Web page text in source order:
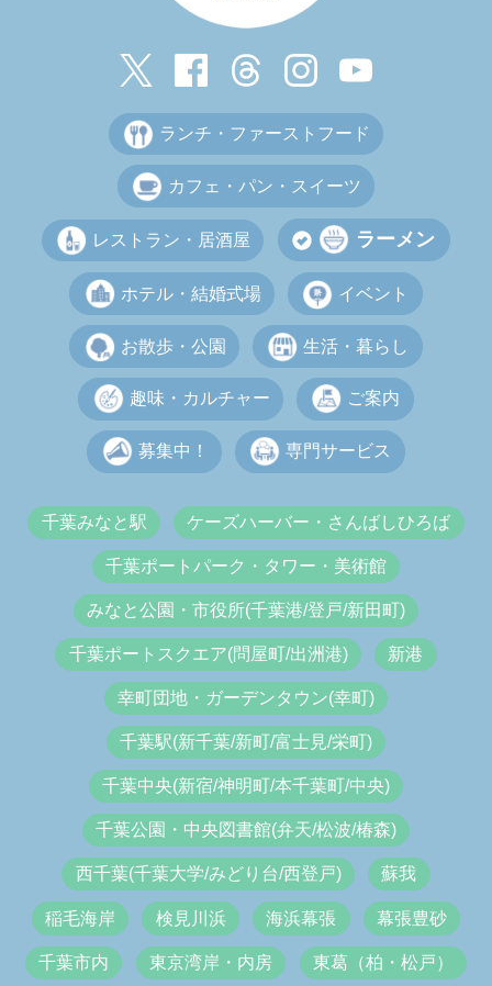
ランチ・ファーストフード
カフェ・パン・スイーツ
レストラン・居酒屋 ラーメン
ホテル・結婚式場 イベント
お散歩・公園 生活・暮らし
趣味・カルチャー ご案内
募集中！ 専門サービス
千葉みなと駅 ケーズハーバー・さんばしひろば
千葉ポートパーク・タワー・美術館
みなと公園・市役所(千葉港/登戸/新田町)
千葉ポートスクエア(問屋町/出洲港) 新港
幸町団地・ガーデンタウン(幸町)
千葉駅(新千葉/新町/富士見/栄町)
千葉中央(新宿/神明町/本千葉町/中央)
千葉公園・中央図書館(弁天/松波/椿森)
西千葉(千葉大学/みどり台/西登戸) 蘇我
稲毛海岸 検見川浜 海浜幕張 幕張豊砂
千葉市内 東京湾岸・内房 東葛（柏・松戸）